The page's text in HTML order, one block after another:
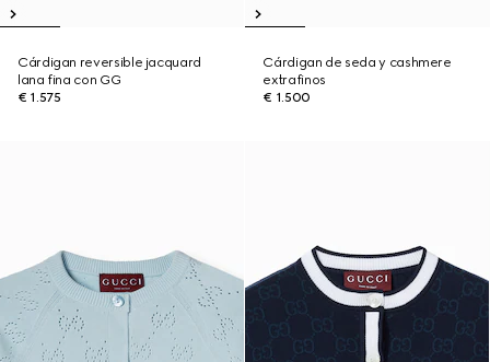
Cárdigan reversible jacquard
lana fina con GG
€ 1.575
Cárdigan de seda y cashmere
extrafinos
€ 1.500